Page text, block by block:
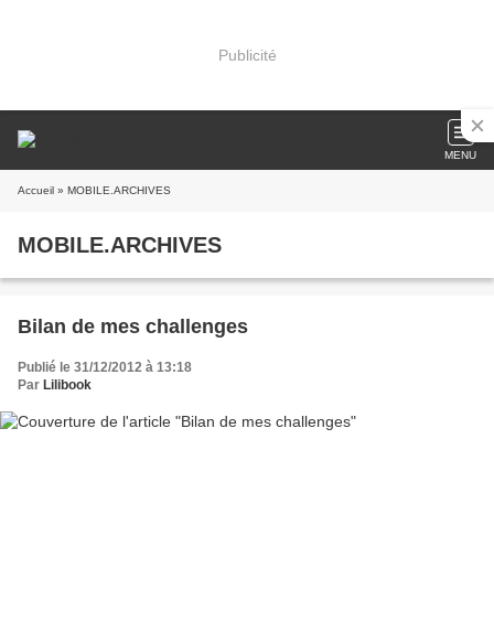
Publicité
MENU
Accueil » MOBILE.ARCHIVES
MOBILE.ARCHIVES
Bilan de mes challenges
Publié le 31/12/2012 à 13:18
Par Lilibook